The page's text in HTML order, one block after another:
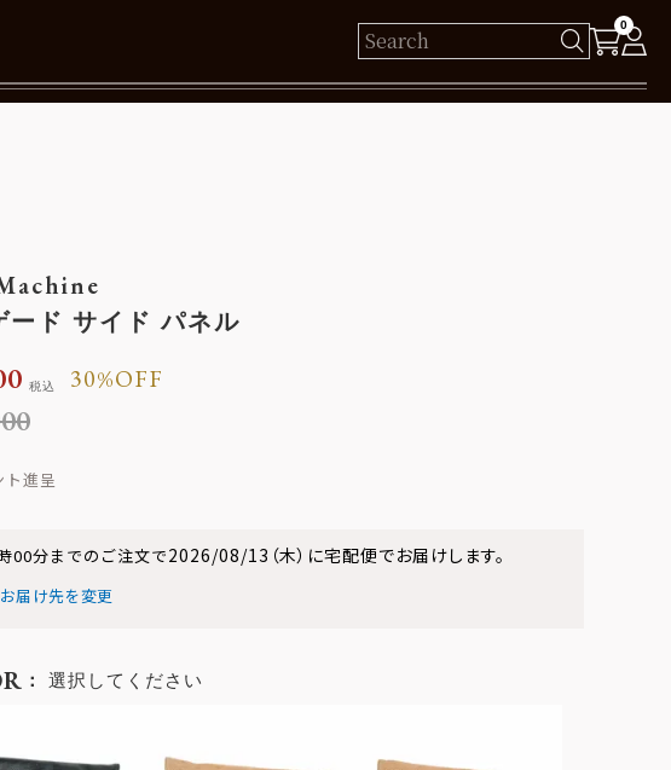
0
ド
ード サイド パネル
30%OFF
税込
00分までのご注文で2026/08/13（木） に宅配便でお届けします。
お届け先を変更
選択してください